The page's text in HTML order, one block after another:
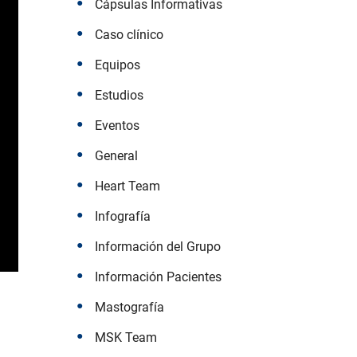
Cápsulas Informativas
Caso clínico
Equipos
Estudios
Eventos
General
Heart Team
Infografía
Información del Grupo
Información Pacientes
Mastografía
MSK Team